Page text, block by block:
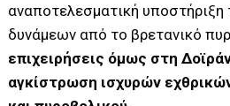
αναποτελεσματική υποστήριξη
δυνάμεων από το βρετανικό
επιχειρήσεις όμως στη
αγκίστρωση ισχυρών